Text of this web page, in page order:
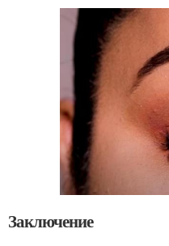
Заключение